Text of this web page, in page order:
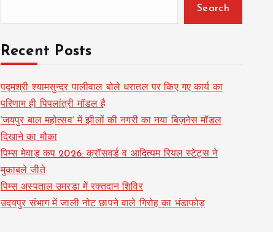
Search
Recent Posts
पद्मश्री श्यामसुन्दर पालीवाल बोले धरातल पर किए गए कार्य का
परिणाम ही पिपलांत्री मॉडल है
‘जयपुर बाल महोत्सव’ में झीलों की नगरी का नया बिज़नेस मॉडल
दिखाने का मौका
पिम्स मेवाड़ कप 2026: क्रॉसवर्ड व आदित्यम रियल स्टेट्स ने
मुकाबले जीते
पिम्स अस्पताल उमरडा में रक्तदान शिविर
उदयपुर संभाग में जाली नोट छापने वाले गिरोह का भंडाफोड़